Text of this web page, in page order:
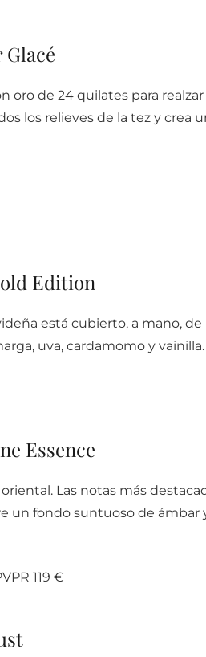
oro de 24 quilates para realzar
los relieves de la tez y crea
Edition
está cubierto, a mano, de
uva, cardamomo y vainilla.
Essence
Las notas más
un fondo suntuoso de ámbar
119 €